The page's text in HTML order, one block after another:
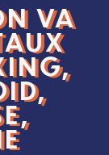
VA